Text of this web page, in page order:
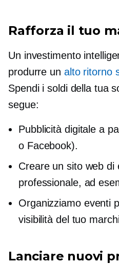
Rafforza il tuo
Un investimento
produrre un alto ritorno
Spendi i soldi della tua
segue:
Pubblicità digitale a
o Facebook).
Creare un sito web di
professionale, ad
Organizziamo eventi
visibilità del tuo
Lanciare nuovi